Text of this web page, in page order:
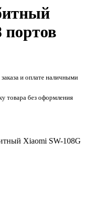
портов
и оплате наличными
товара без оформления
Xiaomi SW-108G